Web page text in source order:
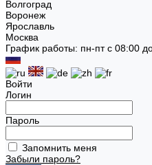
Волгоград
Воронеж
Ярославль
Москва
График работы: пн-пт с 08:00
Войти
Логин
Пароль
Запомнить меня
Забыли пароль?